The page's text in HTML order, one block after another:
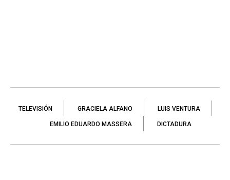
TELEVISIÓN GRACIELA ALFANO LUIS VENTURA
EMILIO EDUARDO MASSERA DICTADURA